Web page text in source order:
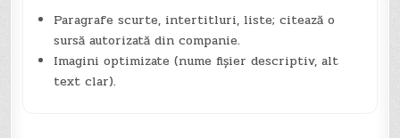
Paragrafe scurte, intertitluri, liste; citează o
sursă autorizată din companie.
Imagini optimizate (nume fișier descriptiv, alt
text clar).